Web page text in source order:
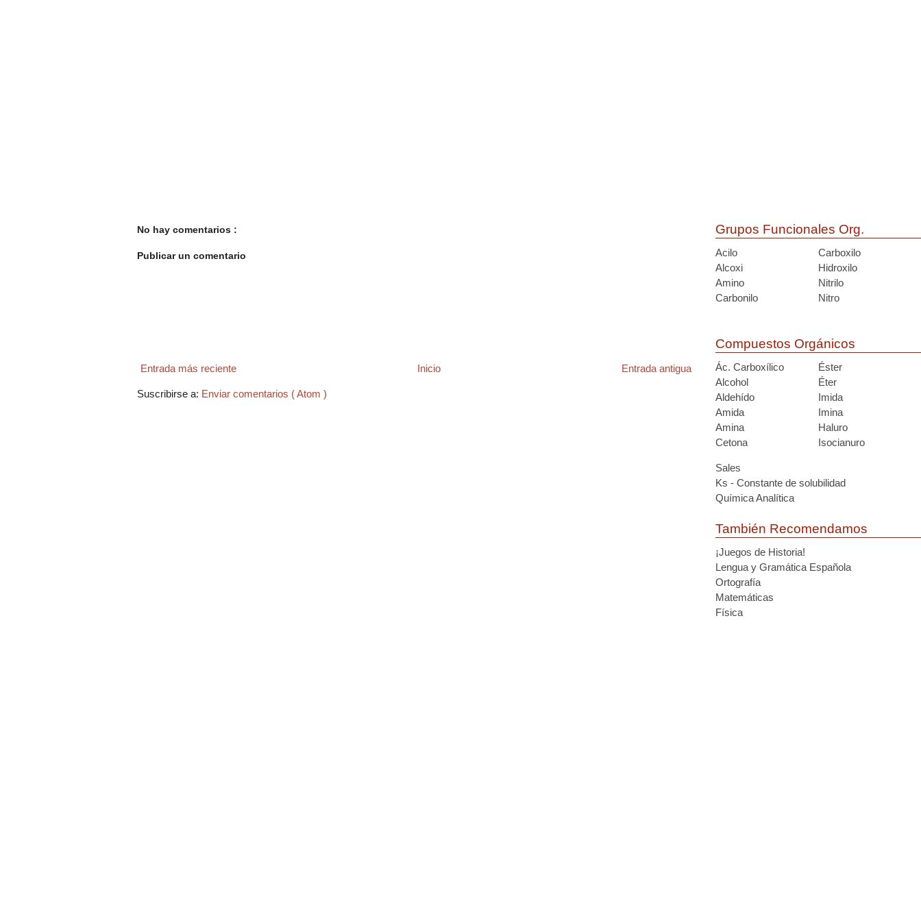
No hay comentarios :
Publicar un comentario
Entrada más reciente Entrada antigua
Inicio
Suscribirse a: Enviar comentarios ( Atom )
Grupos Funcionales Org.
Acilo
Carboxilo
Alcoxi
Hidroxilo
Amino
Nitrilo
Carbonilo
Nitro
Compuestos Orgánicos
Ác. Carboxílico
Éster
Alcohol
Éter
Aldehído
Imida
Amida
Imina
Amina
Haluro
Cetona
Isocianuro
Sales
Ks - Constante de solubilidad
Química Analítica
También Recomendamos
¡Juegos de Historia!
Lengua y Gramática Española
Ortografía
Matemáticas
Física